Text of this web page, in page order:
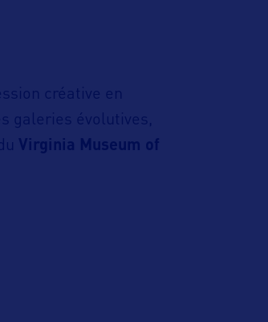
créative en
galeries évolutives,
Virginia Museum of